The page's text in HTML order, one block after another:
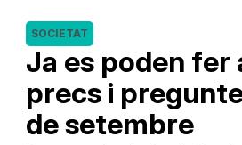
Ja es poden fer
precs i
de setembre
SOCIETAT